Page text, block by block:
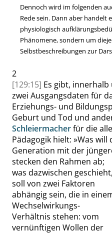
Dennoch wird im folgenden
Rede sein. Dann aber handelt
physiologisch
Phänomene, sondern um
Selbstbeschreibungen zur
2
[129:15] Es gibt,
zwei Ausgangsdaten für
Erziehungs- und
Geburt und Tod und
Schleiermacherfür die
Pädagogik hielt: »Was will
Generation mit der
stecken den Rahmen ab;
was dazwischen geschieht,
soll von zwei Faktoren
abhängig sein, die in
Wechselwirkungs-
Verhältnis stehen: vom
vernünftigen Wollen der